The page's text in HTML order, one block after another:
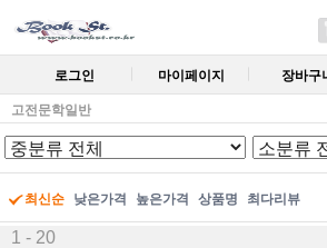
로그인 마이페이지 장바구
고전문학일반
최신순 낮은가격 높은가격 상품명 최다리뷰
1 - 20